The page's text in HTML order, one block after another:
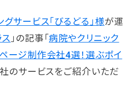
サービス「びるどる」様が運
」の記事「病院やクリニック
ージ制作会社4選！選ぶポイ
社のサービスをご紹介いただ